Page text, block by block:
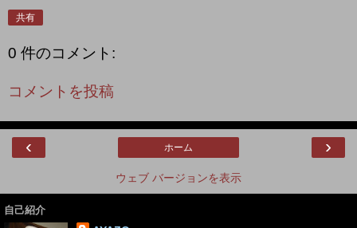
共有
0 件のコメント:
コメントを投稿
‹ ›
ホーム
ウェブ バージョンを表示
自己紹介